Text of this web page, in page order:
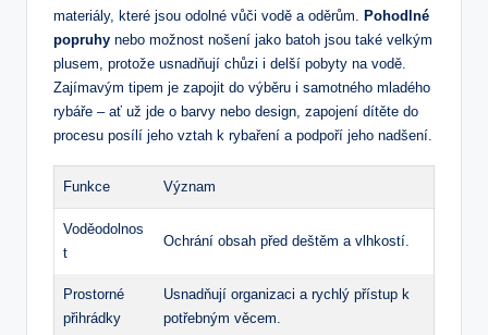
materiály, které jsou⁣ odolné vůči vodě a ⁢oděrům. Pohodlné‌
popruhy nebo možnost ⁢nošení jako​ batoh​ jsou také velkým
plusem, protože usnadňují chůzi⁤ i delší⁢ pobyty⁣ na ⁤vodě.
Zajímavým tipem je ​zapojit do výběru i⁣ samotného mladého
rybáře‍ – ať ​už jde o barvy nebo design, zapojení​ dítěte do​
procesu‍ posílí jeho vztah k rybaření​ a ⁤podpoří jeho nadšení.
Funkce Význam
Voděodolnos
t
Ochrání obsah před deštěm‍ a ‍vlhkostí.
Prostorné
přihrádky
Usnadňují organizaci a ​rychlý přístup ⁢k
potřebným věcem.